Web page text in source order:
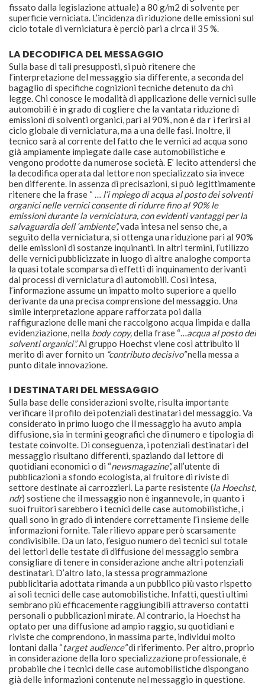
fissato dalla legislazione attuale) a 80 g/m2 di solvente per
superficie verniciata. L’incidenza di riduzione delle emissioni sul
ciclo totale di verniciatura è perciò pari a circa il 35 %.
LA DECODIFICA DEL MESSAGGIO
Sulla base di tali presupposti, si può ritenere che
l’interpretazione del messaggio sia differente, a seconda del
bagaglio di specifiche cognizioni tecniche detenuto da chi
legge. Chi conosce le modalità di applicazione delle vernici sulle
automobili è in grado di cogliere che la vantata riduzione di
emissioni di solventi organici, pari al 90%, non è da r i ferirsi al
ciclo globale di verniciatura, ma a una delle fasi. Inoltre, il
tecnico sarà al corrente del fatto che le vernici ad acqua sono
già ampiamente impiegate dalle case automobilistiche e
vengono prodotte da numerose società. E’ lecito attendersi che
la decodifica operata dal lettore non specializzato sia invece
ben differente. In assenza di precisazioni, si può legittimamente
ritenere che la frase “ … l‘i mpiego di acqua al posto dei solventi
organici nelle vernici consente di ridurre fino al 90% le
emissioni durante la verniciatura, con evidenti vantaggi per la
salvaguardia dell ‘ambiente”,vada intesa nel senso che, a
seguito della verniciatura, si ottenga una riduzione pari al 90%
delle emissioni di sostanze inquinanti. In altri termini, l’utilizzo
delle vernici pubblicizzate in luogo di altre analoghe comporta
la quasi totale scomparsa di effetti di inquinamento derivanti
dai processi di verniciatura di automobili. Così intesa,
l’informazione assume un impatto molto superiore a quello
derivante da una precisa comprensione del messaggio. Una
simile interpretazione appare rafforzata poi dalla
raffigurazione delle mani che raccolgono acqua limpida e dalla
evidenziazione, nella body copy,della frase “…acqua al posto dei
solventi organici”.Al gruppo Hoechst viene così attribuito il
merito di aver fornito un “contributo decisivo”nella messa a
punto ditale innovazione.
I DESTINATARI DEL MESSAGGIO
Sulla base delle considerazioni svolte, risulta importante
verificare il profilo dei potenziali destinatari del messaggio. Va
considerato in primo luogo che il messaggio ha avuto ampia
diffusione, sia in termini geografici che di numero e tipologia di
testate coinvolte. Di conseguenza, i potenziali destinatari del
messaggio risultano differenti, spaziando dal lettore di
quotidiani economici o di “newsmagazine”,all’utente di
pubblicazioni a sfondo ecologista, al fruitore di riviste di
settore destinate ai carrozzieri. La parte resistente (la Hoechst,
ndr) sostiene che il messaggio non è ingannevole, in quanto i
suoi fruitori sarebbero i tecnici delle case automobilistiche, i
quali sono in grado di intendere correttamente l’i nsieme delle
informazioni fornite. Tale rilievo appare però scarsamente
condivisibile. Da un lato, l’esiguo numero dei tecnici sul totale
dei lettori delle testate di diffusione del messaggio sembra
consigliare di tenere in considerazione anche altri potenziali
destinatari. D’altro lato, la stessa programmazione
pubblicitaria adottata rimanda a un pubblico più vasto rispetto
ai soli tecnici delle case automobilistiche. Infatti, questi ultimi
sembrano più efficacemente raggiungibili attraverso contatti
personali o pubblicazioni mirate. Al contrario, la Hoechst ha
optato per una diffusione ad ampio raggio, su quotidiani e
riviste che comprendono, in massima parte, individui molto
lontani dalla “target audience”di riferimento. Per altro, proprio
in considerazione della loro specializzazione professionale, è
probabile che i tecnici delle case automobilistiche dispongano
già delle informazioni contenute nel messaggio in questione.